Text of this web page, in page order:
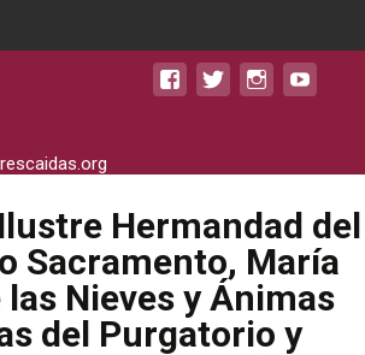
Hermandad del
Sacramento, María
las Nieves y Ánimas
del Purgatorio y